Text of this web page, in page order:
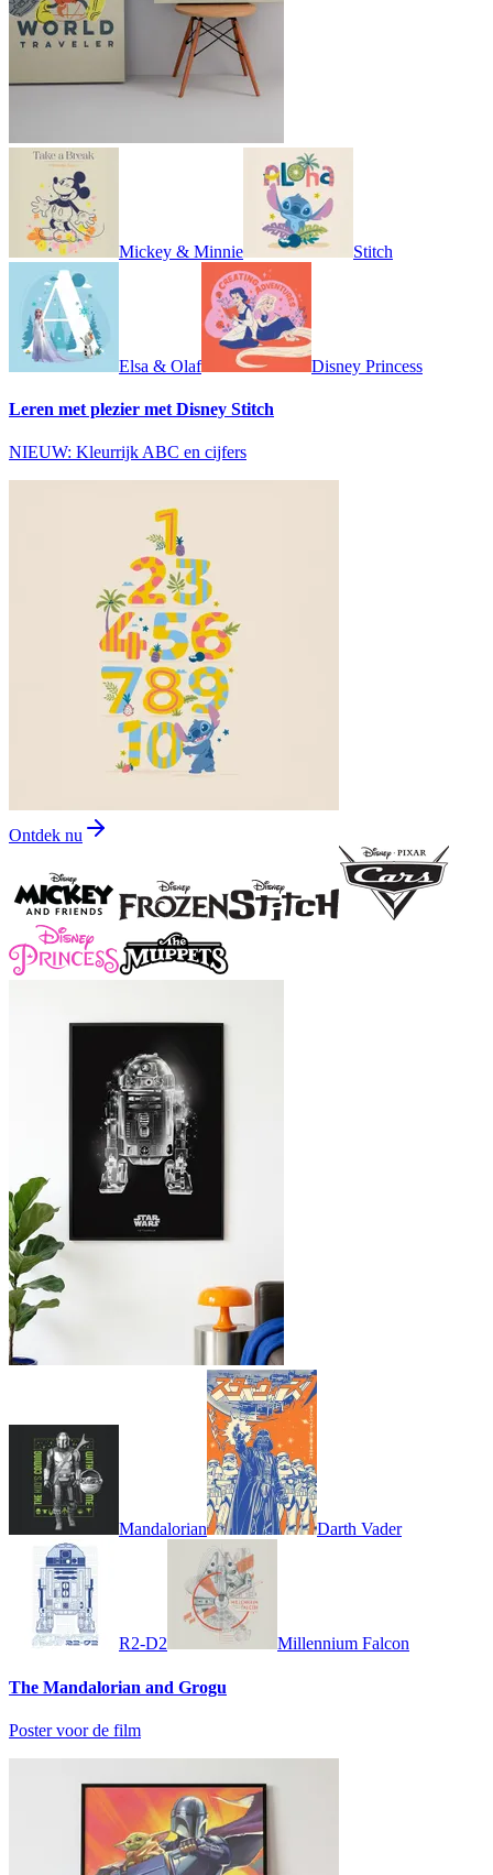
Mickey & Minnie Stitch
Elsa & Olaf Disney Princess
Leren met plezier met Disney Stitch
NIEUW: Kleurrijk ABC en cijfers
Ontdek nu
Mandalorian Darth Vader
R2-D2 Millennium Falcon
The Mandalorian and Grogu
Poster voor de film